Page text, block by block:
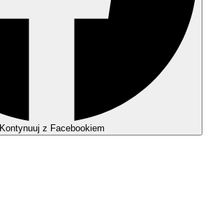
Kontynuuj z Facebookiem